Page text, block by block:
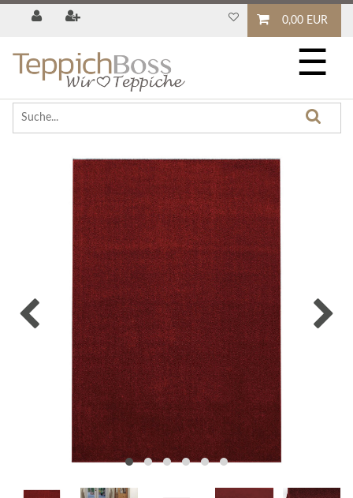
0,00 EUR
☰